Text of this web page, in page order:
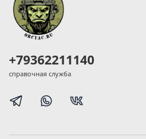
+79362211140
справочная служба